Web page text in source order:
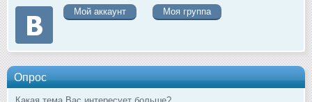
Мой аккаунт
Моя группа
Опрос